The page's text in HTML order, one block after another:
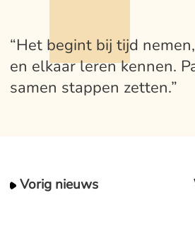
“Het begint bij tijd
en elkaar leren kennen.
samen stappen zetten.”
Vorig nieuws